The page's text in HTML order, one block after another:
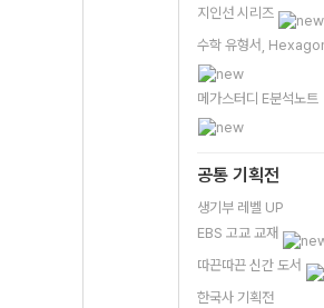
지인선 시리즈
수학 유형서,
메가스터디 E분석노트
공통 기획전
생기부 레벨 UP
EBS 고교 교재
따끈따끈 신간 도서
한국사 기획전